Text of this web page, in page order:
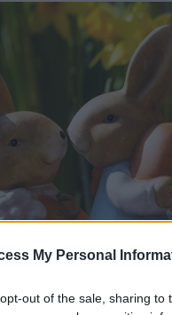
My Personal
out of the sale, sharing to
το ΕΘΝΟΣ στη